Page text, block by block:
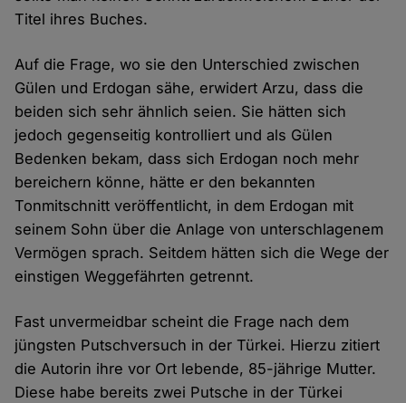
Titel ihres Buches.
Auf die Frage, wo sie den Unterschied zwischen
Gülen und Erdogan sähe, erwidert Arzu, dass die
beiden sich sehr ähnlich seien. Sie hätten sich
jedoch gegenseitig kontrolliert und als Gülen
Bedenken bekam, dass sich Erdogan noch mehr
bereichern könne, hätte er den bekannten
Tonmitschnitt veröffentlicht, in dem Erdogan mit
seinem Sohn über die Anlage von unterschlagenem
Vermögen sprach. Seitdem hätten sich die Wege der
einstigen Weggefährten getrennt.
Fast unvermeidbar scheint die Frage nach dem
jüngsten Putschversuch in der Türkei. Hierzu zitiert
die Autorin ihre vor Ort lebende, 85-jährige Mutter.
Diese habe bereits zwei Putsche in der Türkei